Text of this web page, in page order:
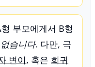
부모에게서 B형
습니다. 다만, 극
변이, 혹은 희귀